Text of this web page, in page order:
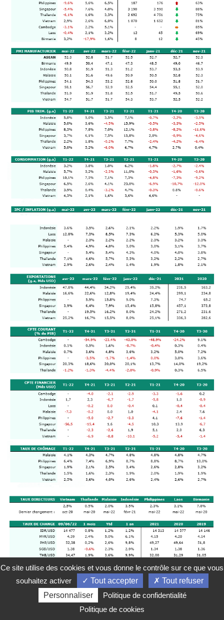
Ce site utilise des cookies et vous donne le contrôle sur ce que vous
souhaitez activer
Tout accepter
Tout refuser
Personnaliser
Politique de confidentialité
Politique de cookies